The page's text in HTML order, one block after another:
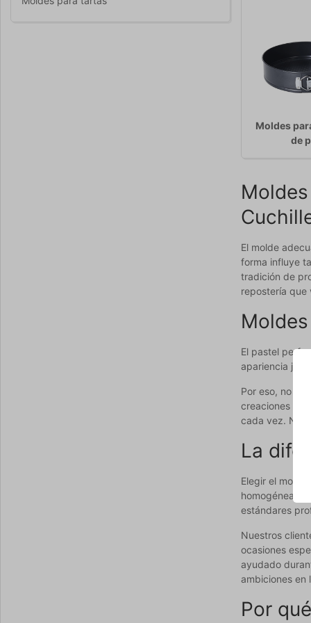
Moldes
de
El molde
forma influye
tradición de
repostería que
El pastel
apariencia
Por eso, no se
creaciones en
cada vez.
La
Elegir el
homogénea y
estándares
Nuestros
ocasiones
ayudado
ambiciones en
Por